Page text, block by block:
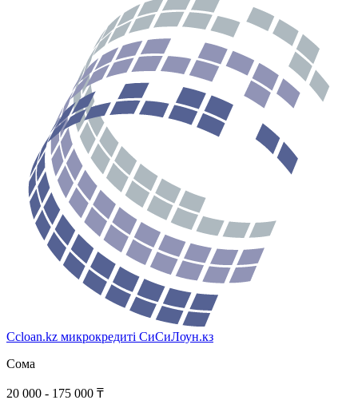
Ccloan.kz микрокредиті СиСиЛоун.кз
Сома
20 000 - 175 000 ₸